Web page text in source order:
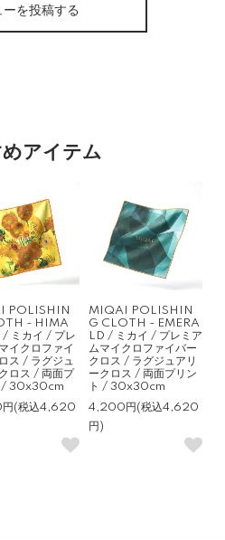
ーを投稿する
アイテム
POLISHIN
- HIMA
ミカイ / プレ
イクロファイ
ス / ラグジュ
ロス / 両面プ
/ 30x30cm
(税込4,620
MIQAI POLISHIN
G CLOTH - EMERA
LD / ミカイ / プレミア
ムマイクロファイバー
クロス / ラグジュアリ
ークロス / 両面プリン
ト / 30x30cm
4,200円(税込4,620
円)